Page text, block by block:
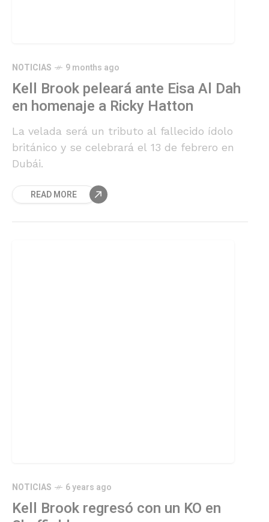
NOTICIAS 9 months ago
Kell Brook peleará ante Eisa Al Dah
en homenaje a Ricky Hatton
La velada será un tributo al fallecido ídolo
británico y se celebrará el 13 de febrero en
Dubái.
READ MORE
NOTICIAS 6 years ago
Kell Brook regresó con un KO en